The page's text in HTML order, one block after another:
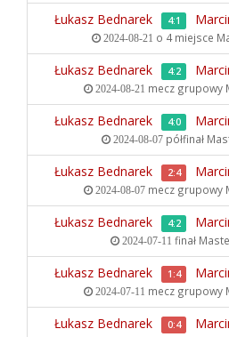
Łukasz Bednarek 4:1
2024-08-21 o 4 miejsce
Łukasz Bednarek 4:2
2024-08-21 mecz grupowy
Łukasz Bednarek 4:0
2024-08-07 półfinał
Łukasz Bednarek 2:4
2024-08-07mecz grupowy
Łukasz Bednarek 4:2
2024-07-11 finał
Łukasz Bednarek 1:4
2024-07-11 mecz grupowy
Łukasz Bednarek 0:4